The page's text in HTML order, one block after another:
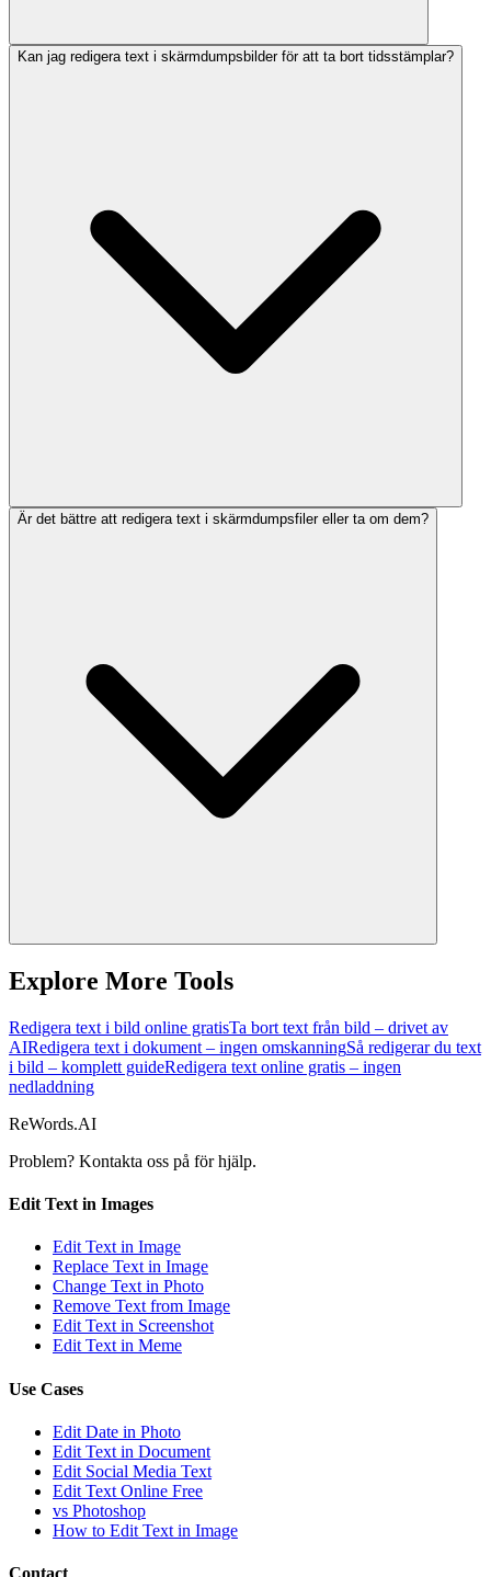
Kan jag redigera text i skärmdumpsbilder för att ta bort tidsstämplar?
Är det bättre att redigera text i skärmdumpsfiler eller ta om dem?
Explore More Tools
Redigera text i bild online gratisTa bort text från bild – drivet av
AIRedigera text i dokument – ingen omskanningSå redigerar du text
i bild – komplett guideRedigera text online gratis – ingen
nedladdning
ReWords.AI
Problem? Kontakta oss på för hjälp.
Edit Text in Images
Edit Text in Image
Replace Text in Image
Change Text in Photo
Remove Text from Image
Edit Text in Screenshot
Edit Text in Meme
Use Cases
Edit Date in Photo
Edit Text in Document
Edit Social Media Text
Edit Text Online Free
vs Photoshop
How to Edit Text in Image